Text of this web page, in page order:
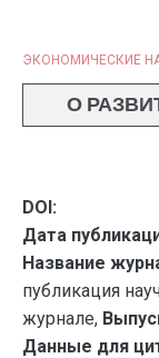
ЭКОНОМИЧЕСКИЕ
О
DOI:
Дата
Название
публикация
журнале,
Данные для